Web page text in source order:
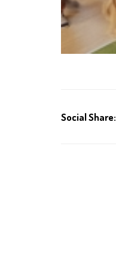
Social Share: